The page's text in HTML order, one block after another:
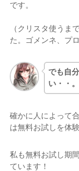
です。
（クリスタ使うま
た。ゴメンネ、プ
でも自
い・・。
確かに人によって
は無料お試しを体
私も無料お試し期
ています！